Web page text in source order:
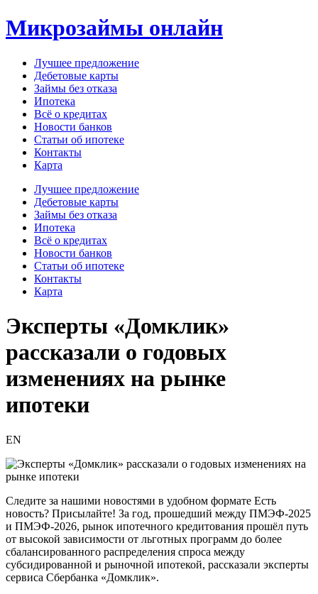
Перейти
к
Микрозаймы онлайн
Лучшее предложение
Дебетовые карты
Займы без отказа
Ипотека
Всё о кредитах
Новости банков
Статьи об ипотеке
Контакты
Карта
Меню Лучшее предложение
Дебетовые карты
Займы без отказа
Ипотека
Всё о кредитах
Новости банков
Статьи об ипотеке
Контакты
Карта
Эксперты «Домклик»
рассказали о годовых
изменениях на рынке
ипотеки
EN
Следите за нашими новостями в удобном формате Есть
новость? Присылайте! За год, прошедший между ПМЭФ-2025
и ПМЭФ-2026, рынок ипотечного кредитования прошёл путь
от высокой зависимости от льготных программ до более
сбалансированного распределения спроса между
субсидированной и рыночной ипотекой, рассказали эксперты
сервиса Сбербанка «Домклик».